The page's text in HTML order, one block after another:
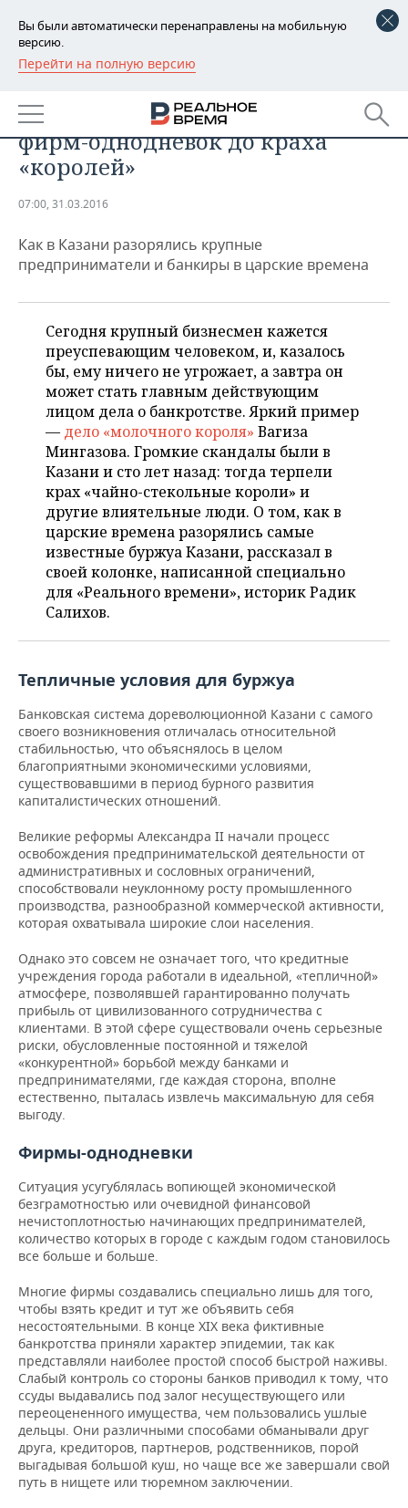
Вы были автоматически перенаправлены на мобильную
версию.
Перейти на полную версию
РЕГИОНЫ
БАШКОРТОСТАН
ТАТАРСТАН
НОВОСТИ
АНАЛИТИКА
КОРОЛИ ГОСЗАКАЗА ПФО
КОМУ ПРИНАДЛЕЖАТ
ТОРГОВЫЕ ЦЕНТРЫ
ТАТАРСТАНА
ФИНАНСЫ
БЮДЖЕТ
ИНВЕСТИЦИИ
НОВОСТИ
АГРОПРОМ
МАШИНОСТРОЕНИЕ
НЕФТЕХИМИЯ
НЕФТЬ
ОПК
ЭНЕРГЕТИКА
НЕДВИЖИМОСТЬ
НОВОСТИ АВТО
БИЗНЕС
НОВОСТИ БИЗНЕСА
РОЗНИЧНАЯ ТОРГОВЛЯ
ТРАНСПОРТ
УСЛУГИ
ТЕХНОЛОГИИ
НОВОСТИ ТЕХНОЛОГИЙ
МЕДИА
ТЕЛЕКОММУНИКАЦИИ
МЕРОПРИЯТИЯ
НОВОСТИ МЕРОПРИЯТИЙ
ВЫЕЗДНАЯ РЕДАКЦИЯ
БИЗНЕС-БРАНЧИ
ONLINE-КОНФЕРЕНЦИИ
СПОРТ
НОВОСТИ СПОРТА
ФУТБОЛ
ХОККЕЙ
КИБЕРСПОРТ
ФИГУРНОЕ КАТАНИЕ
ХОККЕЙ С МЯЧОМ
ОБЩЕСТВО
НОВОСТИ ОБЩЕСТВА
ВЛАСТЬ
КУЛЬТУРА
МЕДИЦИНА
ПРОИСШЕСТВИЯ
ФОТОГАЛЕРЕЯ
СЮЖЕТЫ
СПИСОК ПЕРСОН
СПИСОК КОМПАНИЙ
ПОЛНАЯ ВЕРСИЯ
дореволюционной Казани: от
фирм-однодневок до краха
«королей»
07:00, 31.03.2016
Как в Казани разорялись крупные
предприниматели и банкиры в царские времена
Сегодня крупный бизнесмен кажется
преуспевающим человеком, и, казалось
бы, ему ничего не угрожает, а завтра он
может стать главным действующим
лицом дела о банкротстве. Яркий пример
— дело «молочного короля» Вагиза
Мингазова. Громкие скандалы были в
Казани и сто лет назад: тогда терпели
крах «чайно-стекольные короли» и
другие влиятельные люди. О том, как в
царские времена разорялись самые
известные буржуа Казани, рассказал в
своей колонке, написанной специально
для «Реального времени», историк Радик
Салихов.
Тепличные условия для буржуа
Банковская система дореволюционной Казани с самого
своего возникновения отличалась относительной
стабильностью, что объяснялось в целом
благоприятными экономическими условиями,
существовавшими в период бурного развития
капиталистических отношений.
Великие реформы Александра II начали процесс
освобождения предпринимательской деятельности от
административных и сословных ограничений,
способствовали неуклонному росту промышленного
производства, разнообразной коммерческой активности,
которая охватывала широкие слои населения.
Однако это совсем не означает того, что кредитные
учреждения города работали в идеальной, «тепличной»
атмосфере, позволявшей гарантированно получать
прибыль от цивилизованного сотрудничества с
клиентами. В этой сфере существовали очень серьезные
риски, обусловленные постоянной и тяжелой
«конкурентной» борьбой между банками и
предпринимателями, где каждая сторона, вполне
естественно, пыталась извлечь максимальную для себя
выгоду.
Фирмы-однодневки
Ситуация усугублялась вопиющей экономической
безграмотностью или очевидной финансовой
нечистоплотностью начинающих предпринимателей,
количество которых в городе с каждым годом становилось
все больше и больше.
Многие фирмы создавались специально лишь для того,
чтобы взять кредит и тут же объявить себя
несостоятельными. В конце XIX века фиктивные
банкротства приняли характер эпидемии, так как
представляли наиболее простой способ быстрой наживы.
Слабый контроль со стороны банков приводил к тому, что
ссуды выдавались под залог несуществующего или
переоцененного имущества, чем пользовались ушлые
дельцы. Они различными способами обманывали друг
друга, кредиторов, партнеров, родственников, порой
выгадывая большой куш, но чаще все же завершали свой
путь в нищете или тюремном заключении.